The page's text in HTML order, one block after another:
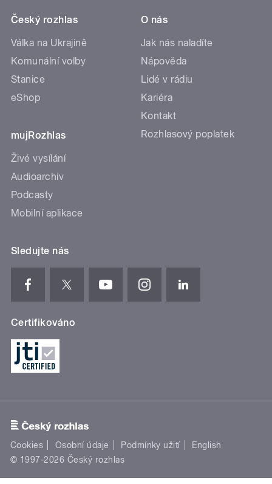
Český rozhlas
Válka na Ukrajině
Komunální volby
Stanice
eShop
mujRozhlas
Živé vysílání
Audioarchiv
Podcasty
Mobilní aplikace
O nás
Jak nás naladíte
Nápověda
Lidé v rádiu
Kariéra
Kontakt
Rozhlasový poplatek
Sledujte nás
Certifikováno
Cookies Osobní údaje Podmínky užití
English
© 1997-2026 Český rozhlas